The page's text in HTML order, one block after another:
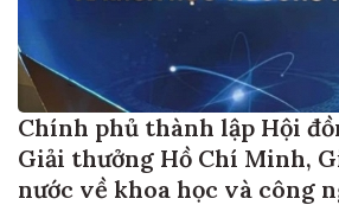
Chính phủ thành lập Hội
Giải thưởng Hồ Chí Minh,
nước về khoa học và công